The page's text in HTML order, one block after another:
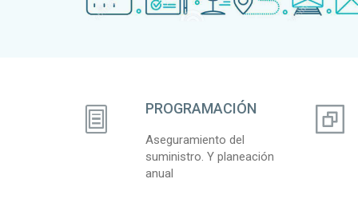
PROGRAMACIÓN
Aseguramiento del
suministro. Y planeación
anual